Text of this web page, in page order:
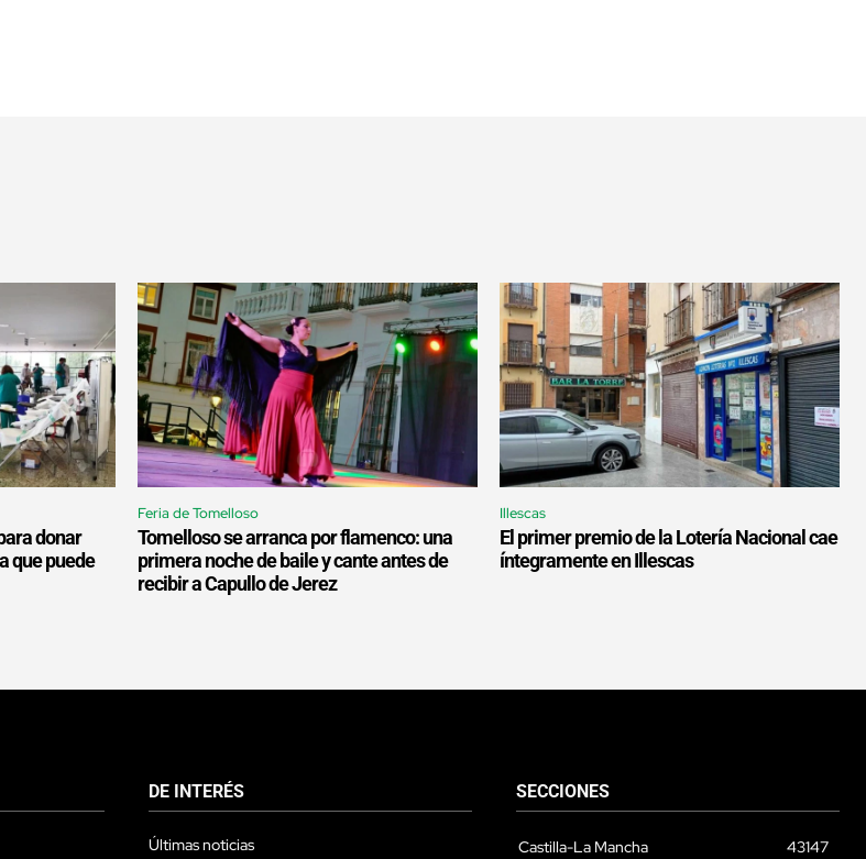
donar
que puede
Feria de Tomelloso
Tomelloso se arranca por flamenco: una
primera noche de baile y cante antes de
recibir a Capullo de Jerez
Illescas
El primer premio de la Lotería Nacional cae
íntegramente en Illescas
DE INTERÉS
Últimas noticias
SECCIONES
Castilla-La Mancha 43147